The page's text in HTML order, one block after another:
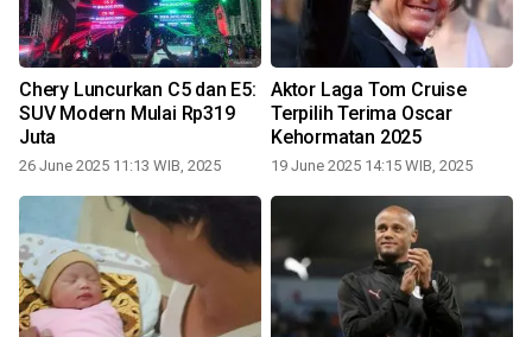
Chery Luncurkan C5 dan E5:
SUV Modern Mulai Rp319
Juta
26 June 2025 11:13 WIB, 2025
Aktor Laga Tom Cruise
Terpilih Terima Oscar
Kehormatan 2025
19 June 2025 14:15 WIB, 2025